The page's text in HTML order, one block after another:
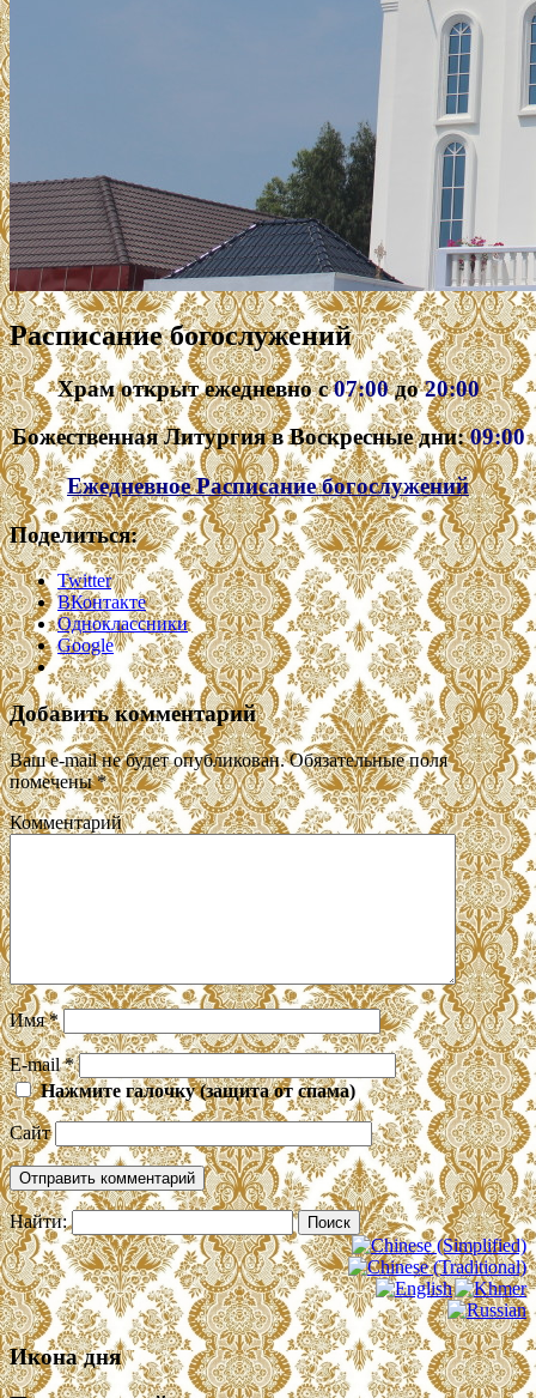
Расписание богослужений
Храм открыт ежедневно с07:00до20:00
Божественная Литургия в Воскресные дни:09:00
Ежедневное Расписание богослужений
Поделиться:
Twitter
ВКонтакте
Одноклассники
Google
Добавить комментарий
Ваш e-mail не будет опубликован.Обязательные поля
помечены*
Комментарий
Имя*
E-mail*
Нажмите галочку (защита от спама)
Сайт
Найти:
Икона дня